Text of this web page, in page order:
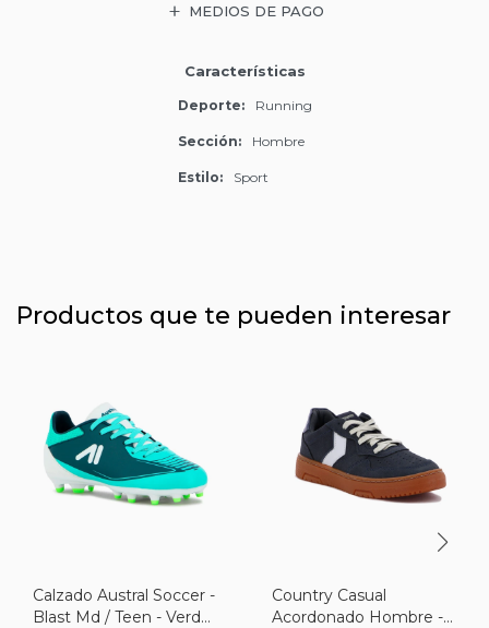
MEDIOS DE PAGO
Características
Deporte Running
Sección Hombre
Estilo Sport
Productos que te pueden interesar
Calzado Austral Soccer -
Blast Md / Teen - Verde-
Country Casual
Acordonado Hombre -